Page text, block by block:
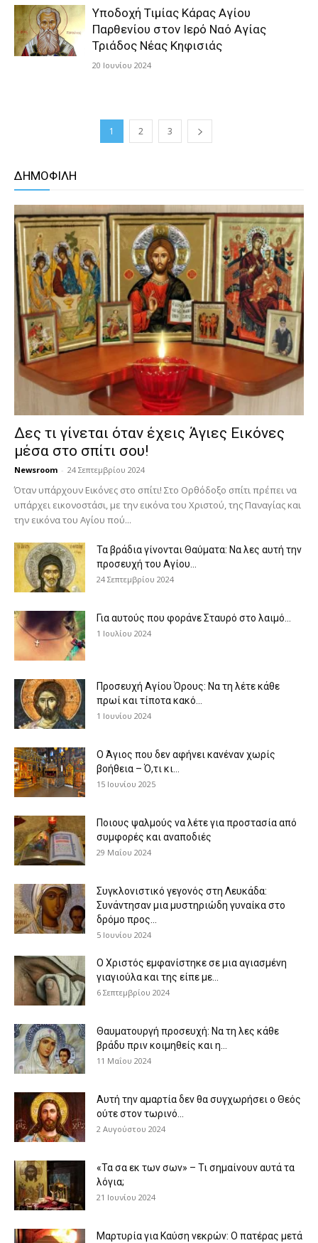
Υποδοχή Τιμίας Κάρας Αγίου
Παρθενίου στον Ιερό Ναό Αγίας
Τριάδος Νέας Κηφισιάς
20 Ιουνίου 2024
1 2 3
ΔΗΜΟΦΙΛΗ
Δες τι γίνεται όταν έχεις Άγιες Εικόνες
μέσα στο σπίτι σου!
Newsroom - 24 Σεπτεμβρίου 2024
Όταν υπάρχουν Εικόνες στο σπίτι! Στο Ορθόδοξο σπίτι πρέπει να
υπάρχει εικονοστάσι, με την εικόνα του Χριστού, της Παν­αγίας και
την εικόνα του Αγίου πού...
Τα βράδια γίνονται Θαύματα: Να λες αυτή την
προσευχή του Αγίου...
24 Σεπτεμβρίου 2024
Για αυτούς που φοράνε Σταυρό στο λαιμό…
1 Ιουλίου 2024
Προσευχή Αγίου Όρους: Να τη λέτε κάθε
πρωί και τίποτα κακό...
1 Ιουνίου 2024
Ο Άγιος που δεν αφήνει κανέναν χωρίς
βοήθεια – Ό,τι κι...
15 Ιουνίου 2025
Ποιους ψαλμούς να λέτε για προστασία από
συμφορές και αναποδιές
29 Μαΐου 2024
Συγκλονιστικό γεγονός στη Λευκάδα:
Συνάντησαν μια μυστηριώδη γυναίκα στο
δρόμο προς...
5 Ιουνίου 2024
Ο Χριστός εμφανίστηκε σε μια αγιασμένη
γιαγιούλα και της είπε με...
6 Σεπτεμβρίου 2024
Θαυματουργή προσευχή: Να τη λες κάθε
βράδυ πριν κοιμηθείς και η...
11 Μαΐου 2024
Αυτή την αμαρτία δεν θα συγχωρήσει ο Θεός
ούτε στον τωρινό...
2 Αυγούστου 2024
«Τα σα εκ των σων» – Τι σημαίνουν αυτά τα
λόγια;
21 Ιουνίου 2024
Μαρτυρία για Καύση νεκρών: Ο πατέρας μετά